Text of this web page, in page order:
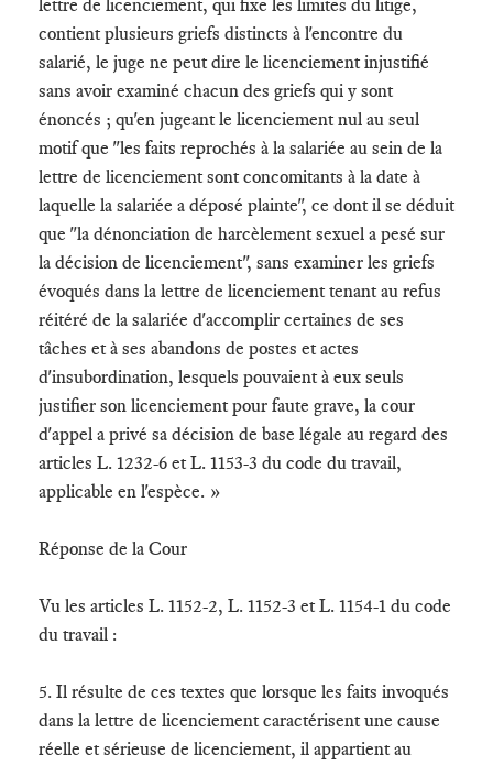
lettre de licenciement, qui fixe les limites du litige,
contient plusieurs griefs distincts à l'encontre du
salarié, le juge ne peut dire le licenciement injustifié
sans avoir examiné chacun des griefs qui y sont
énoncés ; qu'en jugeant le licenciement nul au seul
motif que "les faits reprochés à la salariée au sein de la
lettre de licenciement sont concomitants à la date à
laquelle la salariée a déposé plainte", ce dont il se déduit
que "la dénonciation de harcèlement sexuel a pesé sur
la décision de licenciement", sans examiner les griefs
évoqués dans la lettre de licenciement tenant au refus
réitéré de la salariée d'accomplir certaines de ses
tâches et à ses abandons de postes et actes
d'insubordination, lesquels pouvaient à eux seuls
justifier son licenciement pour faute grave, la cour
d'appel a privé sa décision de base légale au regard des
articles L. 1232-6 et L. 1153-3 du code du travail,
applicable en l'espèce. »
Réponse de la Cour
Vu les articles L. 1152-2, L. 1152-3 et L. 1154-1 du code
du travail :
5. Il résulte de ces textes que lorsque les faits invoqués
dans la lettre de licenciement caractérisent une cause
réelle et sérieuse de licenciement, il appartient au